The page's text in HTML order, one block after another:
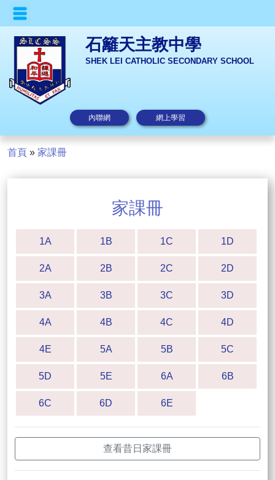
石籬天主教中學
SHEK LEI CATHOLIC SECONDARY SCHOOL
內聯網 網上學習
首頁 » 家課冊
家課冊
1A 1B 1C 1D
2A 2B 2C 2D
3A 3B 3C 3D
4A 4B 4C 4D
4E 5A 5B 5C
5D 5E 6A 6B
6C 6D 6E
查看昔日家課冊